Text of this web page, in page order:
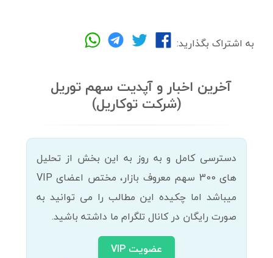
به اشتراک بگذارید:
آخرین اخبار و آپدیت سهم توریل
(شرکت توکاریل)
دسترسی کامل و به روز به این بخش از تحلیل
های 300 سهم معروف بازار، مختص اعضای VIP
میباشد اما چکیده این مطالب را می توانید به
صورت رایگان در کانال تلگرام ما داشته باشید.
عضویت VIP